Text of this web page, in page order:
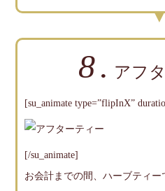
8. アフ
[su_animate type=”flipInX”
[/su_animate]
お会計までの間、ハーブティ